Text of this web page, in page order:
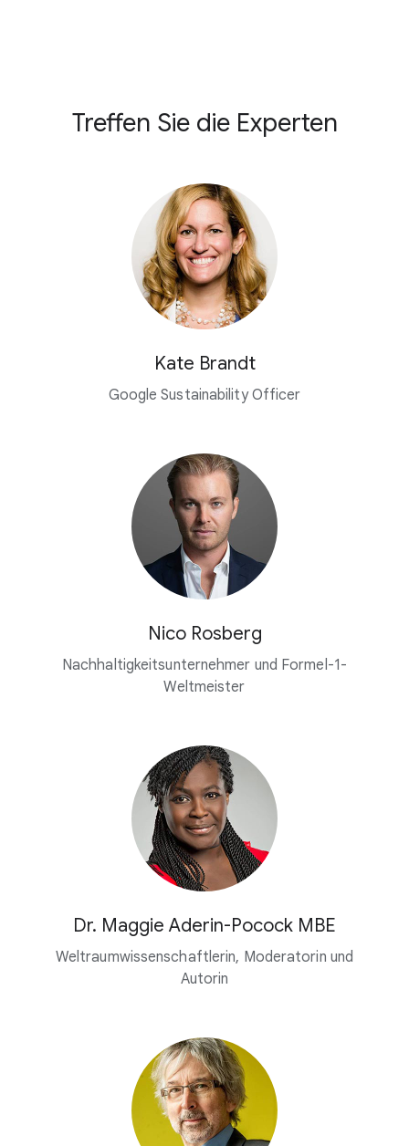
Treffen Sie die Experten
Kate Brandt
Google Sustainability Officer
Nico Rosberg
Nachhaltigkeitsunternehmer und Formel-1-
Weltmeister
Dr. Maggie Aderin-Pocock MBE
Weltraumwissenschaftlerin, Moderatorin und
Autorin